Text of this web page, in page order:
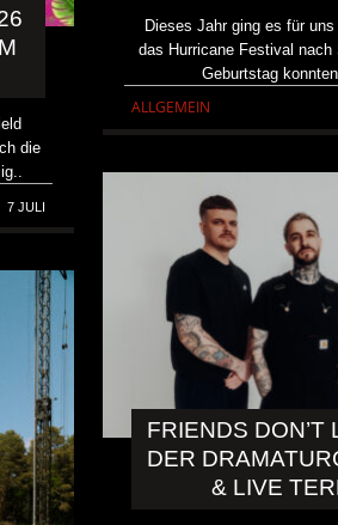
die
7 JULI
Dieses Jahr ging es für
das Hurricane Festival nach
Geburtstag
ALLGEMEIN
FRIENDS DON’T
DER
& LIVE
ALLGEMEIN